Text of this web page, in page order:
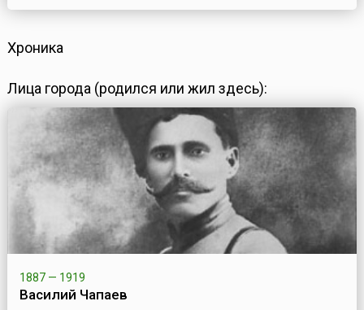
Хроника
Лица города (родился или жил здесь):
1887 — 1919
Василий Чапаев